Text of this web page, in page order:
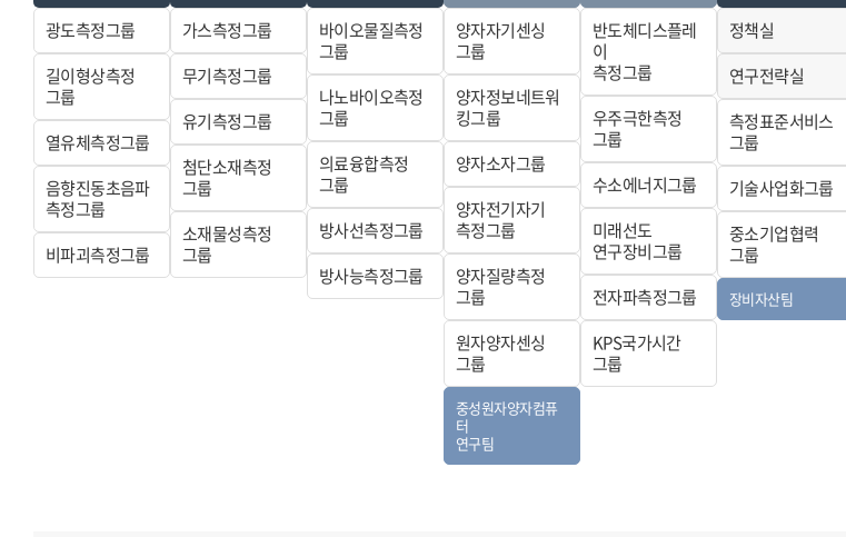
광도측정그룹
길이형상측정
그룹
열유체측정그룹
음향진동초음파
측정그룹
비파괴측정그룹
가스측정그룹
무기측정그룹
유기측정그룹
첨단소재측정
그룹
소재물성측정
그룹
바이오물질측정
그룹
나노바이오측정
그룹
의료융합측정
그룹
방사선측정그룹
방사능측정그룹
양자자기센싱
그룹
양자정보네트워
킹그룹
양자소자그룹
양자전기자기
측정그룹
양자질량측정
그룹
원자양자센싱
그룹
중성원자양자컴퓨
터
연구팀
반도체디스플레
이
측정그룹
우주극한측정
그룹
수소에너지그룹
미래선도
연구장비그룹
전자파측정그룹
KPS국가시간
그룹
정책실
연구전략실
측정표준서비스
그룹
기술사업화그룹
중소기업협력
그룹
장비자산팀